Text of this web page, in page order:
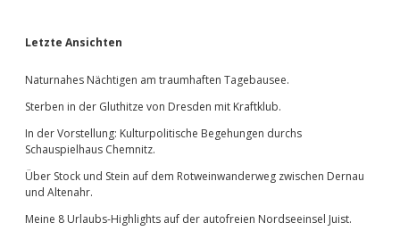
Sidebar
Letzte Ansichten
Naturnahes Nächtigen am traumhaften Tagebausee.
Sterben in der Gluthitze von Dresden mit Kraftklub.
In der Vorstellung: Kulturpolitische Begehungen durchs
Schauspielhaus Chemnitz.
Über Stock und Stein auf dem Rotweinwanderweg zwischen Dernau
und Altenahr.
Meine 8 Urlaubs-Highlights auf der autofreien Nordseeinsel Juist.